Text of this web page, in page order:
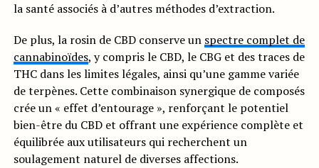
la santé associés à d’autres méthodes d’extraction.
De plus, la rosin de CBD conserve un spectre complet de
cannabinoïdes, y compris le CBD, le CBG et des traces de
THC dans les limites légales, ainsi qu’une gamme variée
de terpènes. Cette combinaison synergique de composés
crée un « effet d’entourage », renforçant le potentiel
bien-être du CBD et offrant une expérience complète et
équilibrée aux utilisateurs qui recherchent un
soulagement naturel de diverses affections.